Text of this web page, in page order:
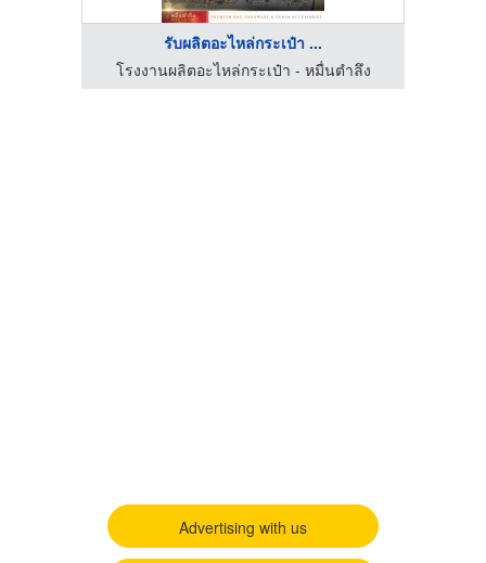
รับผลิตอะไหล่กระเป๋า ...
โรงงานผลิตอะไหล่กระเป๋า - หมื่นตำลึง
Advertising with us